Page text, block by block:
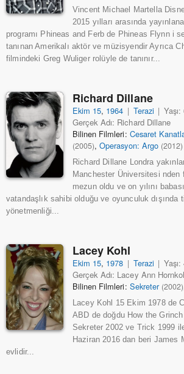
Vincent Michael Martella
2015 yılları arasında
programı Phineas and Ferb de Phineas Flynn i
tanınan Amerikalı aktör ve müzisyendir Ayrıca
filmindeki Greg Wuliger rolüyle de tanınır...
Richard Dillane
Ekim 15, 1964 | Terazi | Yaşı:
Gerçek Adı: Richard Dillane
Bilinen Filmleri: Cesaret
(2005),Operasyon: Argo (2012)
Richard Dillane Londra
Manchester Üniversitesi nden
mezun oldu ve on yılını
vatandaşlık sahibi olduğu ve oyunculuk dışında
yönetmenliği...
Lacey Kohl
Ekim 15, 1978 | Terazi |
Gerçek Adı: Lacey Ann
Bilinen Filmleri: Sekreter (2002)
Lacey Kohl 15 Ekim 1978 de
ABD de doğdu How the
Sekreter 2002 ve Trick 1999
Haziran 2016 dan beri James
evlidir...